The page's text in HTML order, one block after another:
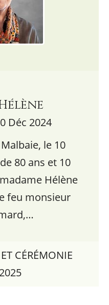
Déc 2024
le 10
80 ans et 10
Hélène
feu monsieur
CÉRÉMONIE